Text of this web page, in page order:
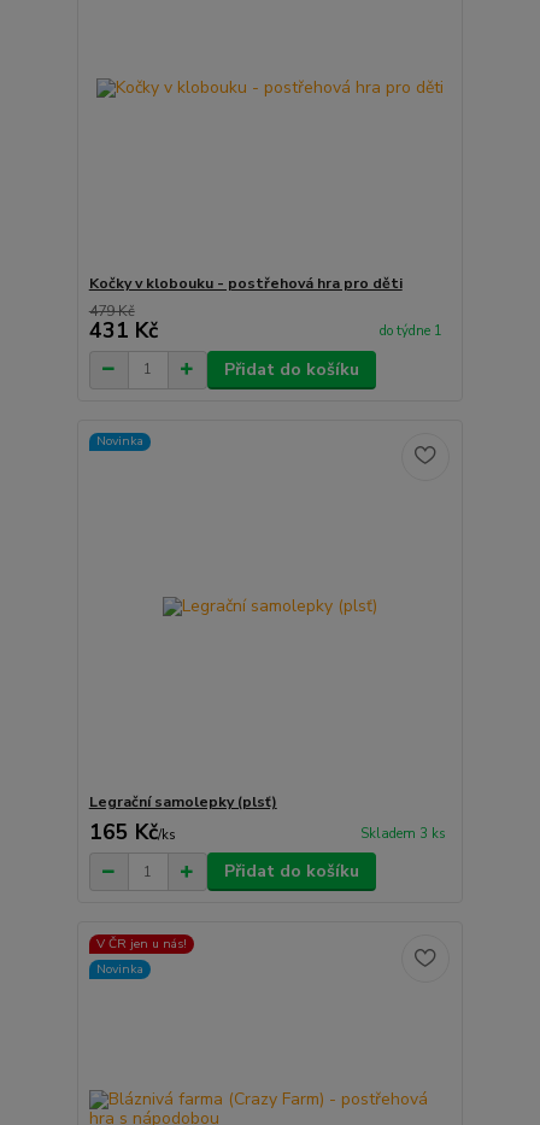
Kočky v klobouku - postřehová hra pro děti
479 Kč
431 Kč do týdne 1
Přidat do košíku
Novinka
Legrační samolepky (plsť)
165 Kč/ks Skladem 3 ks
Přidat do košíku
V ČR jen u nás!
Novinka